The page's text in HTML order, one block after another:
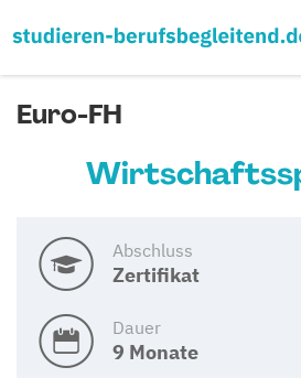
Euro-FH
Abschluss
Zertifikat
Dauer
9 Monate